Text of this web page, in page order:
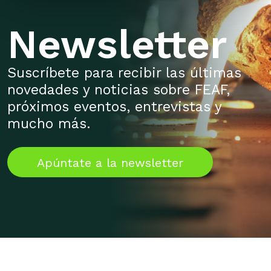
Newsletter
Suscríbete para recibir las últimas
novedades y noticias sobre FEAF,
próximos eventos, entrevistas y
mucho más.
Apúntate a la newsletter